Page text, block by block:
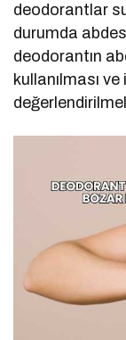
deodorantlar
durumda
deodorantın
kullanılması